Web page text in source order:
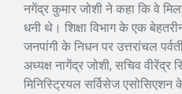
नगेंद्र कुमार जोशी ने कहा कि वे
धनी थे। शिक्षा विभाग के एक
जनपांगी के निधन पर उत्तरांचल
अध्यक्ष नागेंद्र जोशी, सचिव
मिनिस्ट्रियल सर्विसेज एसोसिएशन